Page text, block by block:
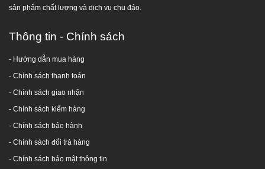
sản phẩm chất lượng và dịch vụ chu đáo.
Thông tin - Chính sách
- Hướng dẫn mua hàng
- Chính sách thanh toán
- Chính sách giao nhận
- Chính sách kiểm hàng
- Chính sách bảo hành
- Chính sách đổi trả hàng
- Chính sách bảo mật thông tin